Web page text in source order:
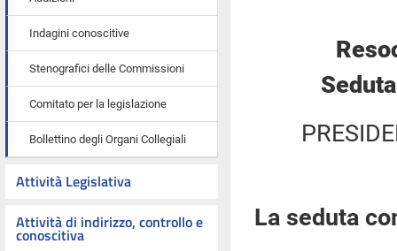
Indagini conoscitive
Stenografici delle Commissioni
Comitato per la legislazione
Bollettino degli Organi Collegiali
Attività Legislativa
Attività di indirizzo, controllo e
conoscitiva
La seduta